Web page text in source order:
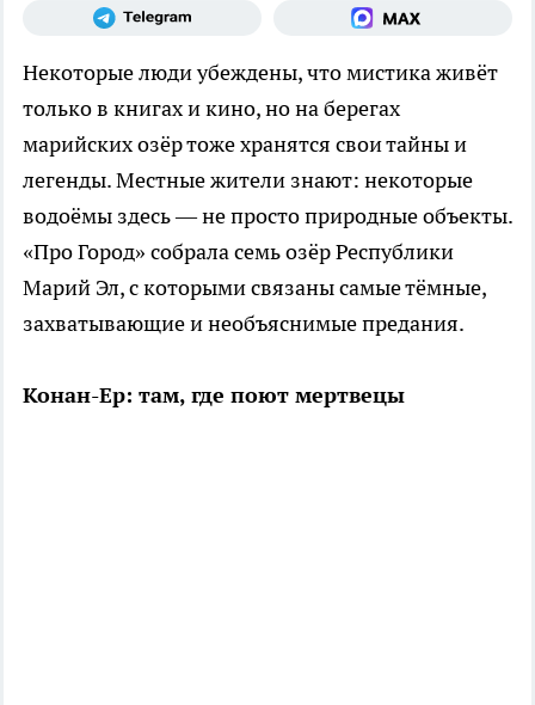
Некоторые люди убеждены, что мистика живёт
только в книгах и кино, но на берегах
марийских озёр тоже хранятся свои тайны и
легенды. Местные жители знают: некоторые
водоёмы здесь — не просто природные объекты.
«Про Город» собрала семь озёр Республики
Марий Эл, с которыми связаны самые тёмные,
захватывающие и необъяснимые предания.
Конан-Ер: там, где поют мертвецы